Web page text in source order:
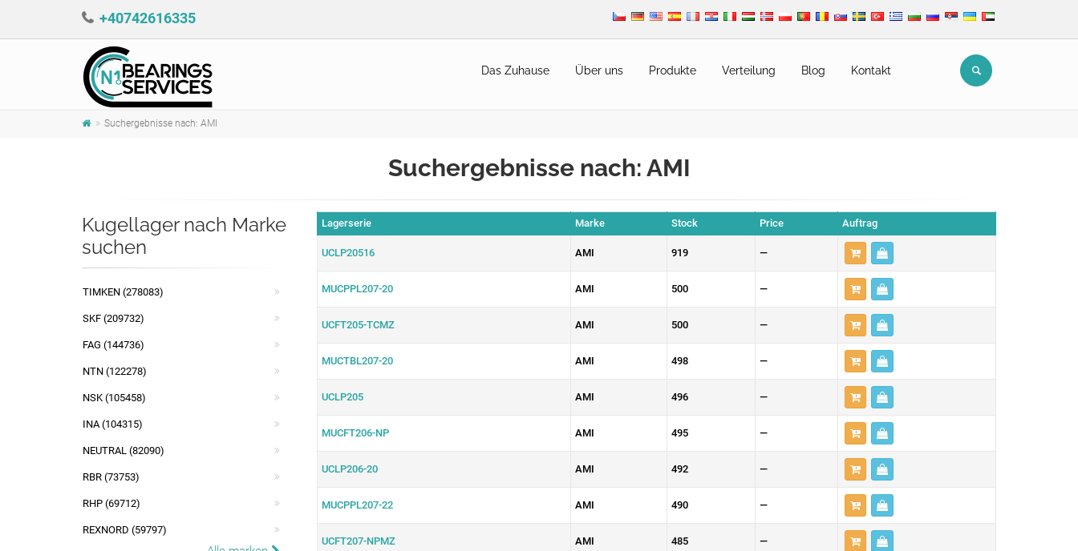
+40742616335
Das Zuhause Über uns Produkte Verteilung Blog Kontakt
Suchergebnisse nach: AMI
Suchergebnisse nach: AMI
Lagerserie Marke Stock Price Auftrag
UCLP20516 AMI 919 —
MUCPPL207-20 AMI 500 —
UCFT205-TCMZ AMI 500 —
MUCTBL207-20 AMI 498 —
UCLP205 AMI 496 —
MUCFT206-NP AMI 495 —
UCLP206-20 AMI 492 —
MUCPPL207-22 AMI 490 —
UCFT207-NPMZ AMI 485 —
Kugellager nach Marke
suchen
TIMKEN (278083)
SKF (209732)
FAG (144736)
NTN (122278)
NSK (105458)
INA (104315)
NEUTRAL (82090)
RBR (73753)
RHP (69712)
REXNORD (59797)